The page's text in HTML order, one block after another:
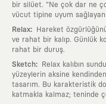
bir silüet. "Ne çok dar ne
vücut tipine uyum
Relax:
Hareket
ve rahat bir kalıp. Günlük
rahat bir duruş.
Sketch:
Relax kalıbın
yüzeylerin aksine
tasarım. Bu karakteristik
katmakla kalmaz; teninde